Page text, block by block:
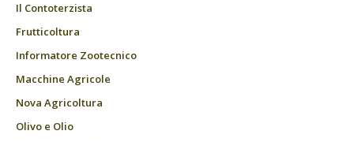
Il Contoterzista
Frutticoltura
Informatore Zootecnico
Macchine Agricole
Nova Agricoltura
Olivo e Olio